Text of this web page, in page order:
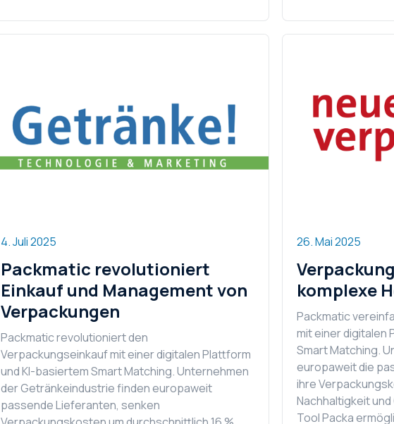
4. Juli 2025
Packmatic revolutioniert
Einkauf und Management von
Verpackungen
Packmatic revolutioniert den
Verpackungseinkauf mit einer digitalen Plattform
und KI-basiertem Smart Matching. Unternehmen
der Getränkeindustrie finden europaweit
passende Lieferanten, senken
26. Mai 2025
komplexe
Packmatic
mit einer digitalen
Smart Matching.
europaweit die
ihre
Nachhaltigkeit
Tool Packa